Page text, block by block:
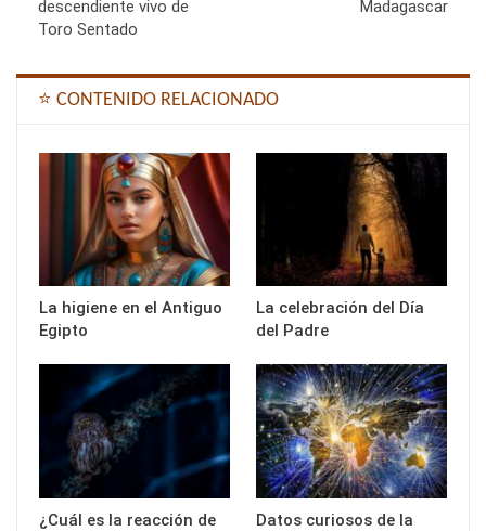
descendiente vivo de
Toro Sentado
Madagascar
⭐ CONTENIDO RELACIONADO
La higiene en el Antiguo
Egipto
La celebración del Día
del Padre
¿Cuál es la reacción de
Datos curiosos de la